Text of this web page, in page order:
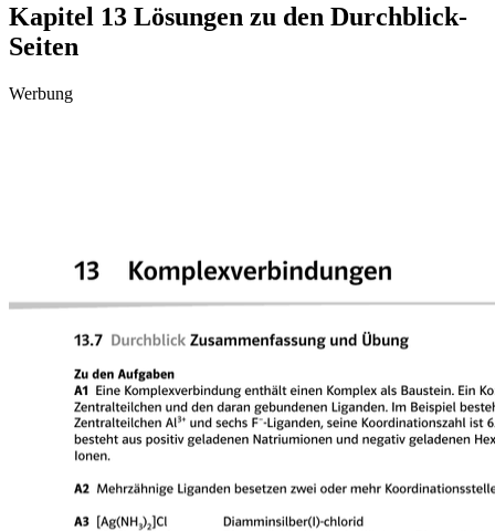
Kapitel 13 Lösungen zu den Durchblick-
Seiten
Werbung